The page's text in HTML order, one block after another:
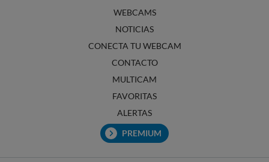
WEBCAMS
NOTICIAS
CONECTA TU WEBCAM
CONTACTO
MULTICAM
FAVORITAS
ALERTAS
PREMIUM